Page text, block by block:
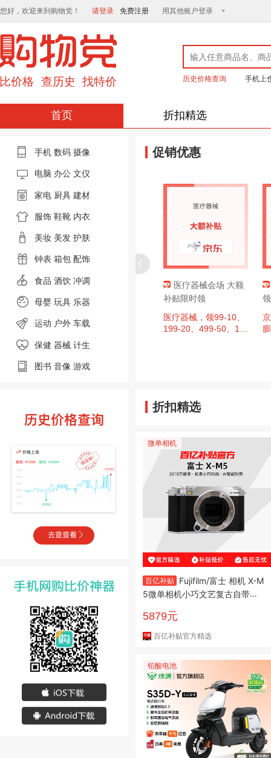
您好，欢迎来到购物党！ 请登录 免费注册 用其他账户登录
历史价格查询 手机上
首页 折扣精选
手机 数码 摄像
电脑 办公 文仪
家电 厨具 建材
服饰 鞋靴 内衣
美妆 美发 护肤
钟表 箱包 配饰
食品 酒饮 冲调
母婴 玩具 乐器
运动 户外 车载
保健 器械 计生
图书 音像 游戏
促销优惠
消费券，
高9折，单
今日必买：
肇庆消费券
区域补贴至
件补贴500
京东超市 黑色星期
五 领满200-20元优惠
周四20点：京东超市
黑色星期五 领满200-2
0元优惠券×3张（周四
20点可用）
医疗器械会场 大额
补贴限时领
医疗器械，领99-10、
199-20、499-50、14
折扣精选
微单相机
百亿补贴
Fujifilm/富士 相机 X-M
5微单相机小巧文艺复古自带美
5879元
百亿补贴官方精选
铅酸电池